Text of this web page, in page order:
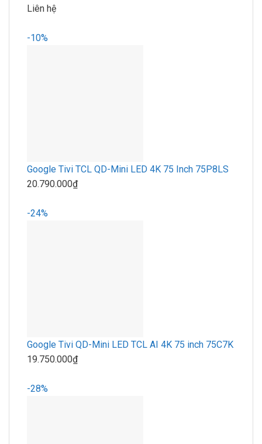
Liên hệ
-10%
Google Tivi TCL QD-Mini LED 4K 75 Inch 75P8LS
20.790.000₫
-24%
Google Tivi QD-Mini LED TCL AI 4K 75 inch 75C7K
19.750.000₫
-28%